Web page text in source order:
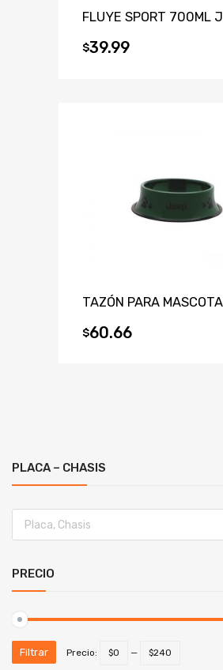
FLUYE SPORT 700ML
$39.99
TAZÓN PARA
$60.66
PLACA – CHASIS
PRECIO
Filtrar Precio: $0 — $240